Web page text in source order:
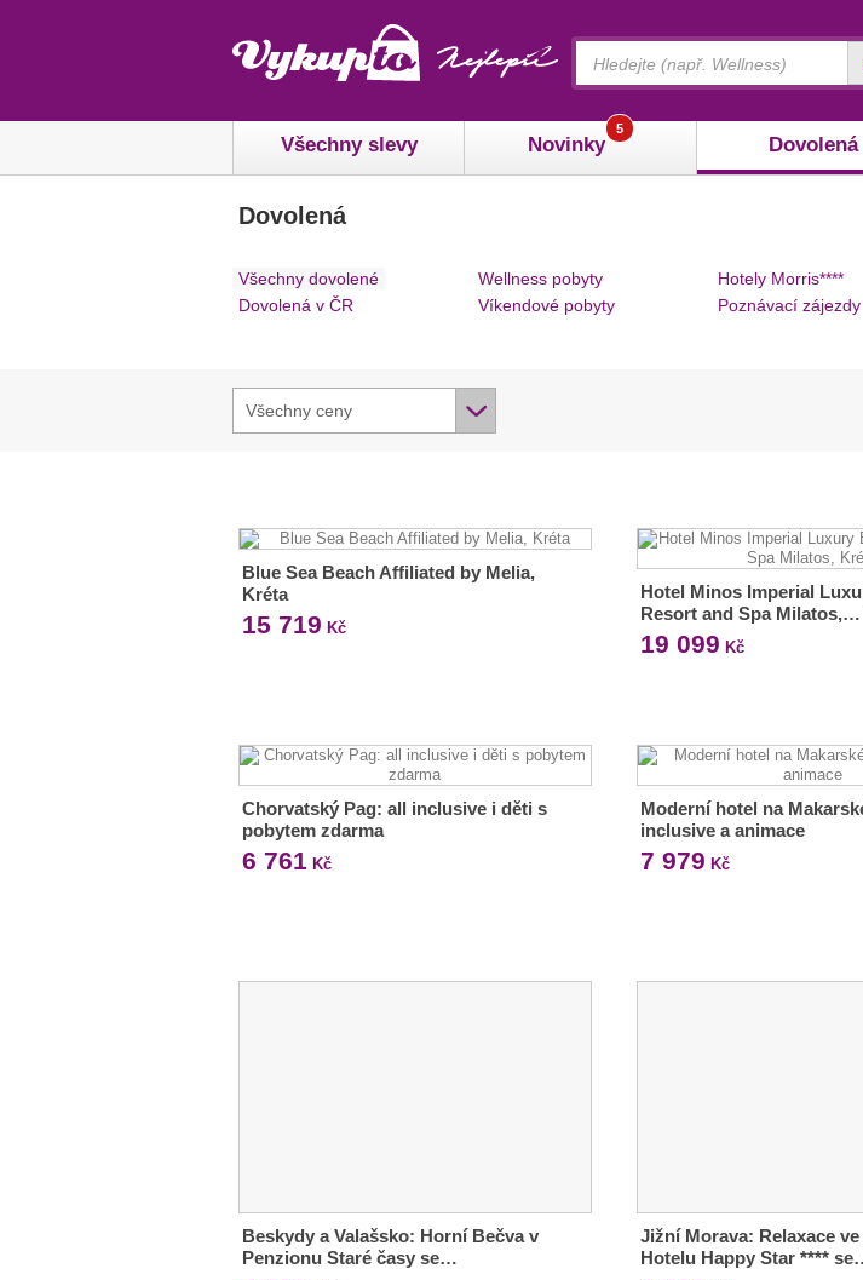
Všechny slevy Novinky
5
Dovolená
Dovolená
Všechny dovolené
Dovolená v ČR
Wellness pobyty
Víkendové pobyty
Hotely Morris****
Poznávací zájezdy
Všechny ceny
Blue Sea Beach Affiliated by Melia,
Kréta
15 719 Kč
Hotel Minos Imperial
Resort and Spa Milatos,…
19 099 Kč
Chorvatský Pag: all inclusive i děti s
pobytem zdarma
6 761 Kč
Moderní hotel na
inclusive a animace
7 979 Kč
Beskydy a Valašsko: Horní Bečva v
Penzionu Staré časy se…
Jižní Morava: Relaxace
Hotelu Happy Star ****